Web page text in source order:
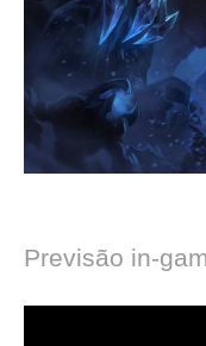
Previsão in-